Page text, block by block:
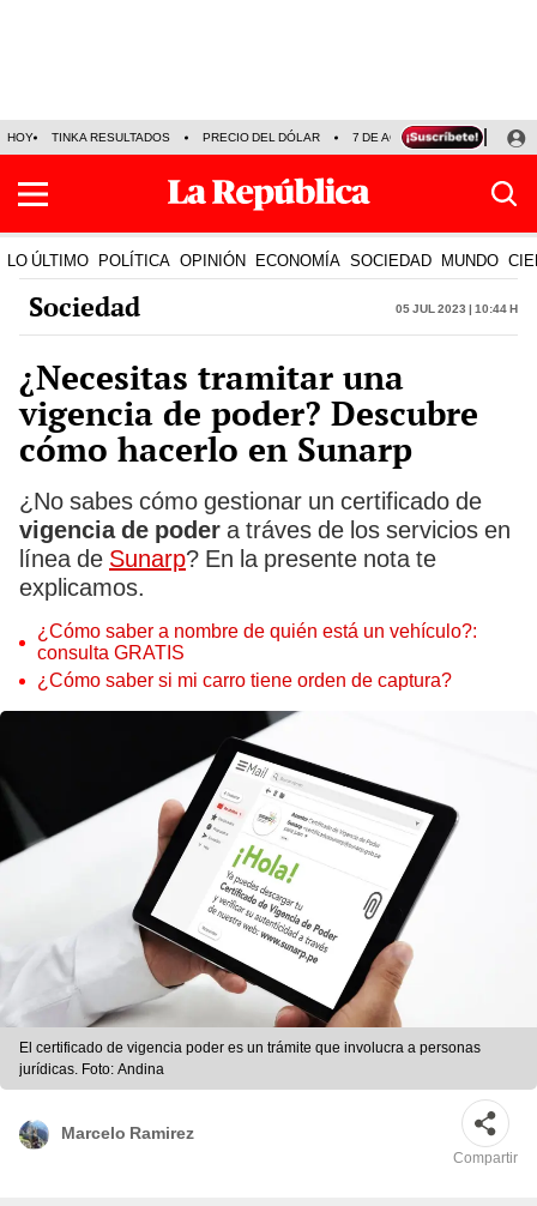
HOY TINKA RESULTADOS PRECIO DEL DÓLAR 7 DE AGOSTO OLLANTA
LO ÚLTIMO POLÍTICA OPINIÓN ECONOMÍA SOCIEDAD MUNDO
Sociedad 05 Jul 2023 | 10:44 h
¿Necesitas tramitar una
vigencia de poder? Descubre
cómo hacerlo en Sunarp
¿No sabes cómo gestionar un certificado de
vigencia de poder a tráves de los servicios en
línea de Sunarp? En la presente nota te
explicamos.
¿Cómo saber a nombre de quién está un vehículo?:
consulta GRATIS
¿Cómo saber si mi carro tiene orden de captura?
El certificado de vigencia poder es un trámite que involucra a personas
jurídicas. Foto: Andina
Marcelo Ramirez
Compartir